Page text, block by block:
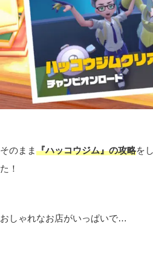
そのまま『ハッコウジム』の攻略を
た！
おしゃれなお店がいっぱいで…